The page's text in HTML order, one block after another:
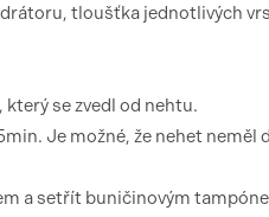
tloušťka jednotlivých
se zvedl od nehtu.
Je možné, že nehet neměl
a setřít buničinovým